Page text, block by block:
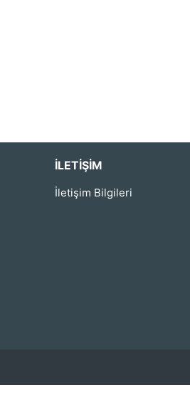
İLETIŞIM
İletişim Bilgileri